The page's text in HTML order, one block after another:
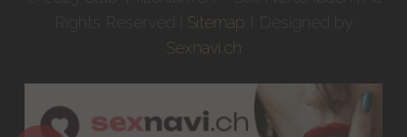
Sitemap
Sexnavi.ch